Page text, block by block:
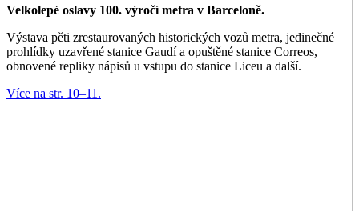
Velkolepé oslavy 100. výročí metra v Barceloně.
Výstava pěti zrestaurovaných historických vozů metra, jedinečné
prohlídky uzavřené stanice Gaudí a opuštěné stanice Correos,
obnovené repliky nápisů u vstupu do stanice Liceu a další.
Více na str. 10–11.